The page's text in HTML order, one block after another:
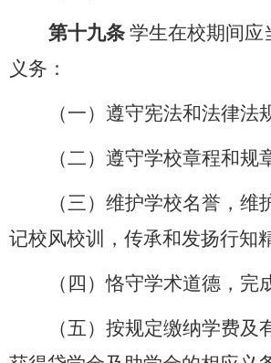
第十九条 学生在校期间应
义务：
（一）遵守宪法和法律法
（二）遵守学校章程和规
（三）维护学校名誉，维
记校风校训，传承和发扬行知
（四）恪守学术道德，完
（五）按规定缴纳学费及